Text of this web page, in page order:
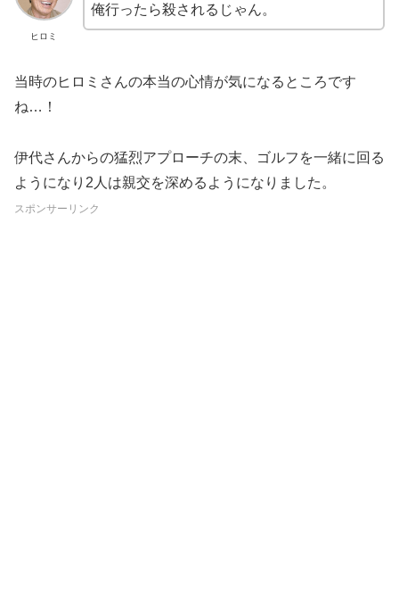
ヒロミ
俺行ったら殺されるじゃん。
当時のヒロミさんの本当の心情が気になるところです
ね…！
伊代さんからの猛烈アプローチの末、ゴルフを一緒に回る
ようになり2人は親交を深めるようになりました。
スポンサーリンク